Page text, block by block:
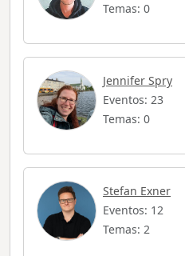
Temas: 0
Jennifer Spry
Eventos: 23
Temas: 0
Stefan Exner
Eventos: 12
Temas: 2